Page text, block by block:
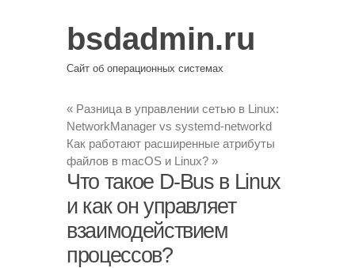
bsdadmin.ru
Сайт об операционных системах
« Разница в управлении сетью в Linux:
NetworkManager vs systemd-networkd
Как работают расширенные атрибуты
файлов в macOS и Linux? »
Что такое D-Bus в Linux
и как он управляет
взаимодействием
процессов?